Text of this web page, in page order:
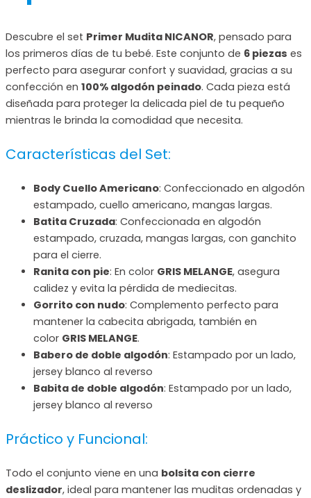
Descubre el set Primer Mudita NICANOR, pensado para
los primeros días de tu bebé. Este conjunto de 6 piezas es
perfecto para asegurar confort y suavidad, gracias a su
confección en 100% algodón peinado. Cada pieza está
diseñada para proteger la delicada piel de tu pequeño
mientras le brinda la comodidad que necesita.
Características del Set:
Body Cuello Americano: Confeccionado en algodón
estampado, cuello americano, mangas largas.
Batita Cruzada: Confeccionada en algodón
estampado, cruzada, mangas largas, con ganchito
para el cierre.
Ranita con pie: En color GRIS MELANGE, asegura
calidez y evita la pérdida de mediecitas.
Gorrito con nudo: Complemento perfecto para
mantener la cabecita abrigada, también en
color GRIS MELANGE.
Babero de doble algodón: Estampado por un lado,
jersey blanco al reverso
Babita de doble algodón: Estampado por un lado,
jersey blanco al reverso
Práctico y Funcional:
Todo el conjunto viene en una bolsita con cierre
deslizador, ideal para mantener las muditas ordenadas y